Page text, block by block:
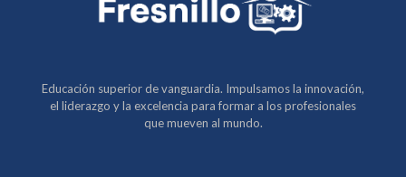
Educación superior de vanguardia. Impulsamos la innovación,
el liderazgo y la excelencia para formar a los profesionales
que mueven al mundo.